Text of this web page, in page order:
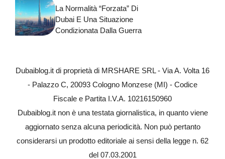
La Normalità “forzata” Di
Dubai E Una Situazione
Condizionata Dalla Guerra
Dubaiblog.it di proprietà di MRSHARE SRL - Via A. Volta 16
- Palazzo C, 20093 Cologno Monzese (MI) - Codice
Fiscale e Partita I.V.A. 10216150960
Dubaiblog.it non è una testata giornalistica, in quanto viene
aggiornato senza alcuna periodicità. Non può pertanto
considerarsi un prodotto editoriale ai sensi della legge n. 62
del 07.03.2001